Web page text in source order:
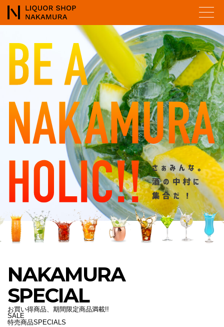
NAKAMURA
SPECIAL
お買い得商品、期間限定商品満載!!
SALE
特売商品SPECIALS